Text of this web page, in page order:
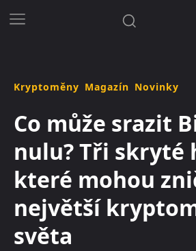
Kryptoměny Magazín Novinky
Co může srazit
nulu? Tři skryté
které mohou
největší
světa